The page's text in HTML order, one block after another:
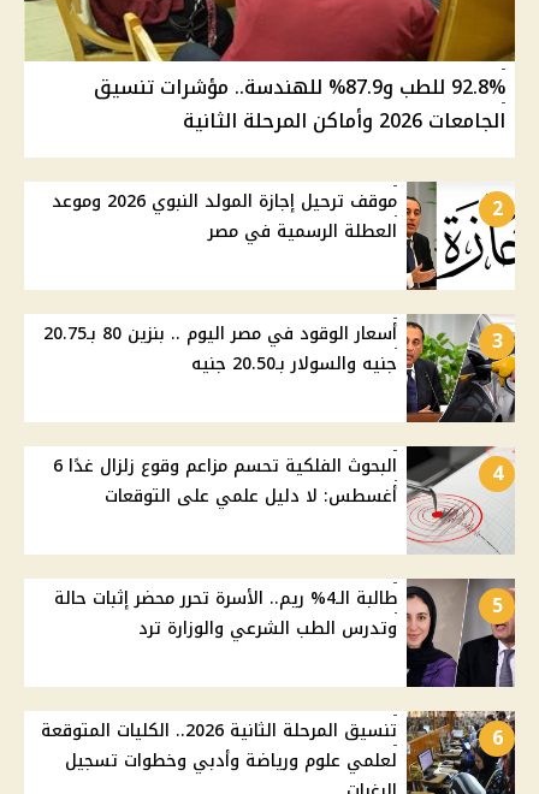
92.8% للطب و87.9% للهندسة.. مؤشرات تنسيق
الجامعات 2026 وأماكن المرحلة الثانية
2
موقف ترحيل إجازة المولد النبوي 2026 وموعد
العطلة الرسمية في مصر
3
أسعار الوقود في مصر اليوم .. بنزين 80 بـ20.75
جنيه والسولار بـ20.50 جنيه
4
البحوث الفلكية تحسم مزاعم وقوع زلزال غدًا 6
أغسطس: لا دليل علمي على التوقعات
5
طالبة الـ4% ريم.. الأسرة تحرر محضر إثبات حالة
وتدرس الطب الشرعي والوزارة ترد
6
تنسيق المرحلة الثانية 2026.. الكليات المتوقعة
لعلمي علوم ورياضة وأدبي وخطوات تسجيل